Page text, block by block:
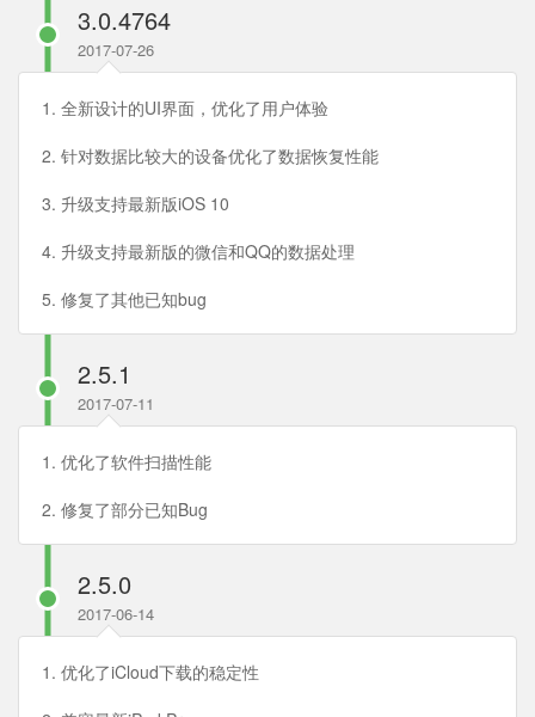
3.0.4764
2017-07-26
1. 全新设计的UI界面，优化了用户体验
2. 针对数据比较大的设备优化了数据恢复性能
3. 升级支持最新版iOS 10
4. 升级支持最新版的微信和QQ的数据处理
5. 修复了其他已知bug
2.5.1
2017-07-11
1. 优化了软件扫描性能
2. 修复了部分已知Bug
2.5.0
2017-06-14
1. 优化了iCloud下载的稳定性